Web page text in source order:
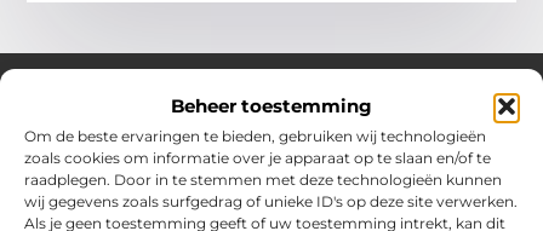
Beheer toestemming
Om de beste ervaringen te bieden, gebruiken wij technologieën
zoals cookies om informatie over je apparaat op te slaan en/of te
raadplegen. Door in te stemmen met deze technologieën kunnen
wij gegevens zoals surfgedrag of unieke ID's op deze site verwerken.
Als je geen toestemming geeft of uw toestemming intrekt, kan dit
Over Chobmak
Jouw gids voor inspiratie en tips uit het dagelijks leven.
Ontdek een brede verzameling blogs en artikelen die je helpen
om het meeste uit elke dag te halen, met praktische adviezen